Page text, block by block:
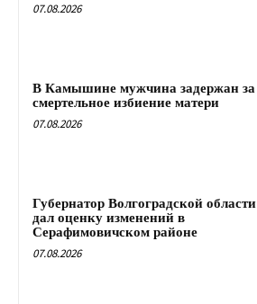
07.08.2026
В Камышине мужчина задержан за
смертельное избиение матери
07.08.2026
Губернатор Волгоградской области
дал оценку изменений в
Серафимовичском районе
07.08.2026